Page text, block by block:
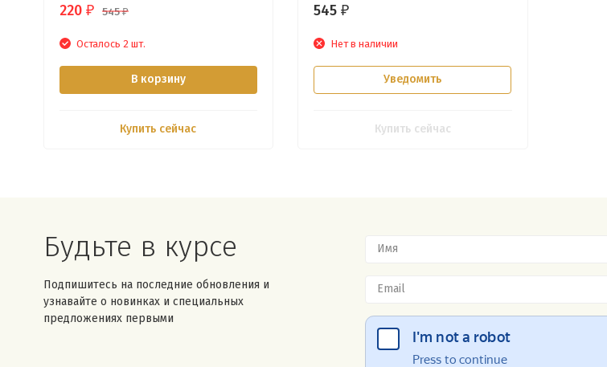
220 ₽ 545₽
Осталось 2 шт.
В корзину
Купить сейчас
545₽
Нет в наличии
Уведомить
Купить сейчас
Будьте в курсе
Подпишитесь на последние обновления и
узнавайте о новинках и специальных
предложениях первыми